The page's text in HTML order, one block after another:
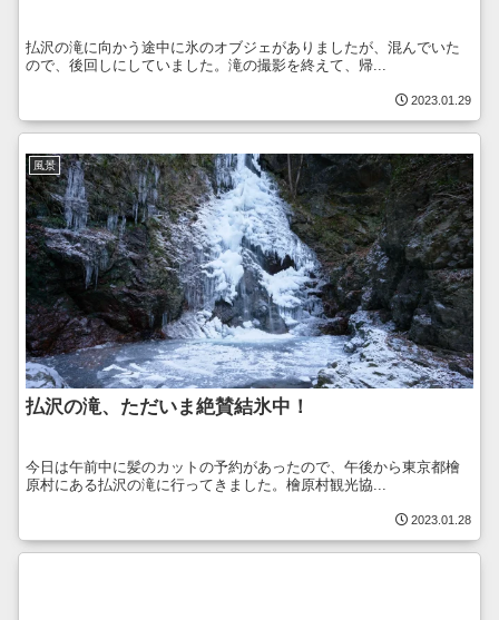
払沢の滝に向かう途中に氷のオブジェがありましたが、混んでいた
ので、後回しにしていました。滝の撮影を終えて、帰...
2023.01.29
風景
払沢の滝、ただいま絶賛結氷中！
今日は午前中に髪のカットの予約があったので、午後から東京都檜
原村にある払沢の滝に行ってきました。檜原村観光協...
2023.01.28